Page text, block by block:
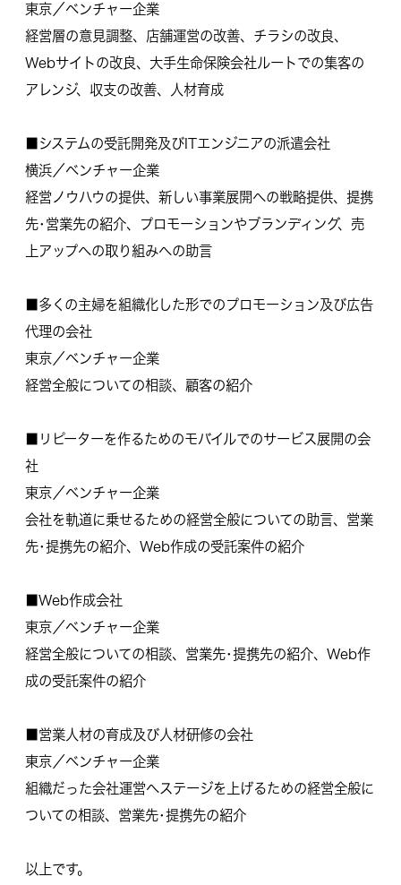
東京／ベンチャー企業
経営層の意見調整、店舗運営の改善、チラシの改良、
Webサイトの改良、大手生命保険会社ルートでの集客の
アレンジ、収支の改善、人材育成
■システムの受託開発及びITエンジニアの派遣会社
横浜／ベンチャー企業
経営ノウハウの提供、新しい事業展開への戦略提供、提携
先･営業先の紹介、プロモーションやブランディング、売
上アップへの取り組みへの助言
■多くの主婦を組織化した形でのプロモーション及び広告
代理の会社
東京／ベンチャー企業
経営全般についての相談、顧客の紹介
■リピーターを作るためのモバイルでのサービス展開の会
社
東京／ベンチャー企業
会社を軌道に乗せるための経営全般についての助言、営業
先･提携先の紹介、Web作成の受託案件の紹介
■Web作成会社
東京／ベンチャー企業
経営全般についての相談、営業先･提携先の紹介、Web作
成の受託案件の紹介
■営業人材の育成及び人材研修の会社
東京／ベンチャー企業
組織だった会社運営へステージを上げるための経営全般に
ついての相談、営業先･提携先の紹介
以上です。